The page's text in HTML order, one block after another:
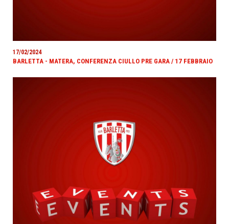
17/02/2024
BARLETTA - MATERA, CONFERENZA CIULLO PRE GARA / 17 FEBBRAIO